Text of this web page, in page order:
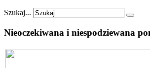
Szukaj...
Nieoczekiwana i niespodziewana